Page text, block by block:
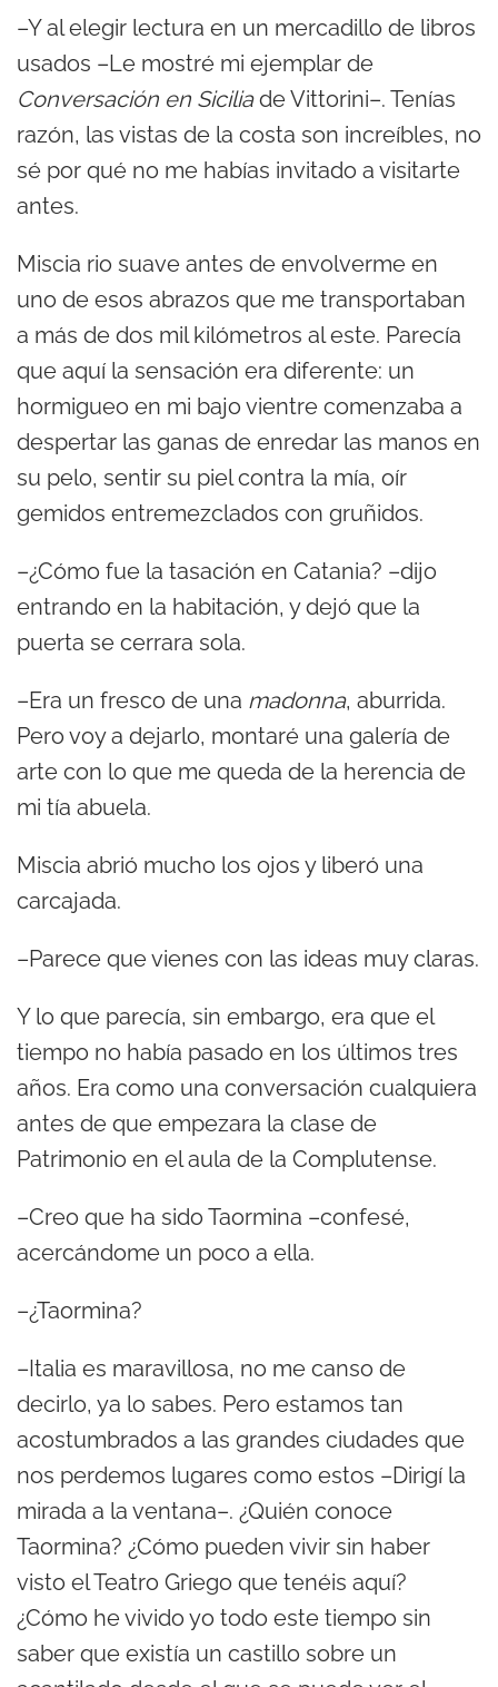
–Y al elegir lectura en un mercadillo de libros
usados –Le mostré mi ejemplar de
Conversación en Siciliade Vittorini–. Tenías
razón, las vistas de la costa son increíbles, no
sé por qué no me habías invitado a visitarte
antes.
Miscia rio suave antes de envolverme en
uno de esos abrazos que me transportaban
a más de dos mil kilómetros al este. Parecía
que aquí la sensación era diferente: un
hormigueo en mi bajo vientre comenzaba a
despertar las ganas de enredar las manos en
su pelo, sentir su piel contra la mía, oír
gemidos entremezclados con gruñidos.
–¿Cómo fue la tasación en Catania? –dijo
entrando en la habitación, y dejó que la
puerta se cerrara sola.
–Era un fresco de una madonna, aburrida.
Pero voy a dejarlo, montaré una galería de
arte con lo que me queda de la herencia de
mi tía abuela.
Miscia abrió mucho los ojos y liberó una
carcajada.
–Parece que vienes con las ideas muy claras.
Y lo que parecía, sin embargo, era que el
tiempo no había pasado en los últimos tres
años. Era como una conversación cualquiera
antes de que empezara la clase de
Patrimonio en el aula de la Complutense.
–Creo que ha sido Taormina –confesé,
acercándome un poco a ella.
–¿Taormina?
–Italia es maravillosa, no me canso de
decirlo, ya lo sabes. Pero estamos tan
acostumbrados a las grandes ciudades que
nos perdemos lugares como estos –Dirigí la
mirada a la ventana–. ¿Quién conoce
Taormina? ¿Cómo pueden vivir sin haber
visto el Teatro Griego que tenéis aquí?
¿Cómo he vivido yo todo este tiempo sin
saber que existía un castillo sobre un